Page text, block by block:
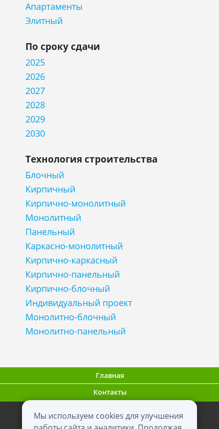
Мы используем cookies для улучшения
Апартаменты
Элитный
По сроку сдачи
2025
2026
2027
2028
2029
2030
Технология строительства
Блочный
Кирпичный
Кирпично-монолитный
Монолитный
Панельный
Каркасно-монолитный
Кирпично-каркасный
Кирпично-панельный
Кирпично-блочный
Индивидуальный проект
Монолитно-блочный
Монолитно-панельный
Главная
Контакты
ООО "ВНовостройке.ру"